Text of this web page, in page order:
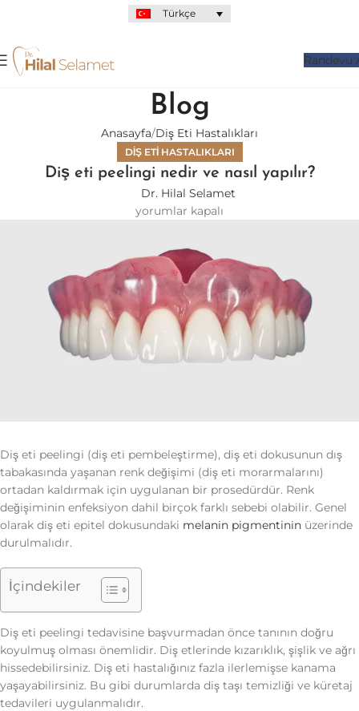
Türkçe
Randevu
Blog
Anasayfa Diş Eti Hastalıkları
DIŞ ETI HASTALIKLARI
Diş eti peelingi nedir ve nasıl yapılır?
Dr. Hilal Selamet
yorumlar kapalı
Diş eti peelingi (diş eti pembeleştirme), diş eti dokusunun dış
tabakasında yaşanan renk değişimi (diş eti morarmalarını)
ortadan kaldırmak için uygulanan bir prosedürdür. Renk
değişiminin enfeksiyon dahil birçok farklı sebebi olabilir. Genel
olarak diş eti epitel dokusundaki melanin pigmentinin üzerinde
durulmalıdır.
İçindekiler
Diş eti peelingi tedavisine başvurmadan önce tanının doğru
koyulmuş olması önemlidir. Diş etlerinde kızarıklık, şişlik ve ağrı
hissedebilirsiniz. Diş eti hastalığınız fazla ilerlemişse kanama
yaşayabilirsiniz. Bu gibi durumlarda diş taşı temizliği ve küretaj
tedavileri uygulanmalıdır.